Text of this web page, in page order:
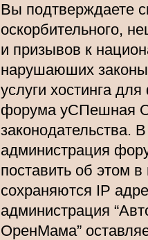
Вы подтверждаете
оскорбительного,
и призывов к
нарушаюших законы
услуги хостинга
форума уСПешная
законодательства.
администрация
поставить об этом
сохраняются IP
администрация
ОренМама”